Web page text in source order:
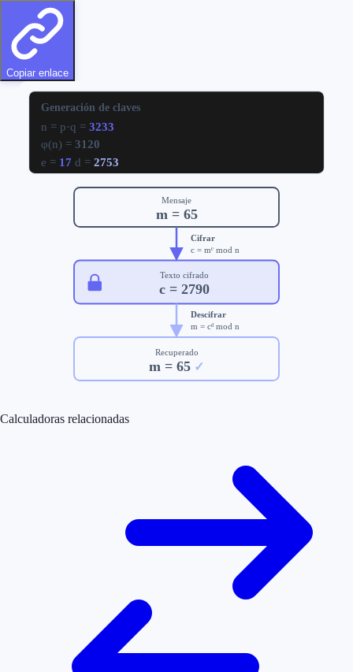
Copiar enlace
Generación de claves
n = p·q = 3233
φ(n) = 3120
e = 17 d = 2753
Mensaje
m = 65
Cifrar
c = mᵉ mod n
Texto cifrado
c =2790
Descifrar
m = cᵈ mod n
Recuperado
m = 65 ✓
Calculadoras relacionadas